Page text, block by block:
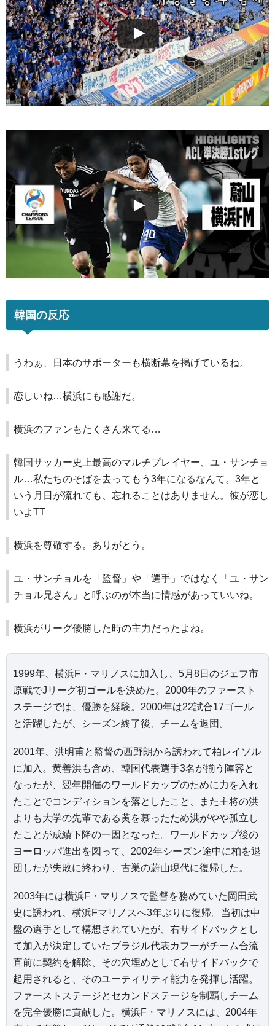
韓国の反応
うわぁ、日本のサポーターも横断幕を掲げているね。
恋しいね…横浜にも感謝だ。
横浜のファンもたくさん来てる…
韓国サッカー史上最高のマルチプレイヤー、ユ・サンチョ
ル…私たちのそばを去ってもう3年になるなんて。3年と
いう月日が流れても、忘れることはありません。彼が恋し
いよTT
横浜を尊敬する。ありがとう。
ユ・サンチョルを「監督」や「選手」ではなく「ユ・サン
チョル兄さん」と呼ぶのが本当に情感があっていいね。
横浜がリーグ優勝した時の主力だったよね。
1999年、横浜F・マリノスに加入し、5月8日のジェフ市
原戦でJリーグ初ゴールを決めた。2000年のファースト
ステージでは、優勝を経験。2000年は22試合17ゴール
と活躍したが、シーズン終了後、チームを退団。
2001年、洪明甫と監督の西野朗から誘われて柏レイソル
に加入。黄善洪も含め、韓国代表選手3名が揃う陣容と
なったが、翌年開催のワールドカップのために力を入れ
たことでコンディションを落としたこと、また主将の洪
よりも大学の先輩である黄を慕ったため洪がやや孤立し
たことが成績下降の一因となった。ワールドカップ後の
ヨーロッパ進出を図って、2002年シーズン途中に柏を退
団したが失敗に終わり、古巣の蔚山現代に復帰した。
2003年には横浜F・マリノスで監督を務めていた岡田武
史に誘われ、横浜Fマリノスへ3年ぶりに復帰。当初は中
盤の選手として構想されていたが、右サイドバックとし
て加入が決定していたブラジル代表カフーがチーム合流
直前に契約を解除、その穴埋めとして右サイドバックで
起用されると、そのユーティリティ能力を発揮し活躍。
ファーストステージとセカンドステージを制覇しチーム
を完全優勝に貢献した。横浜F・マリノスには、2004年